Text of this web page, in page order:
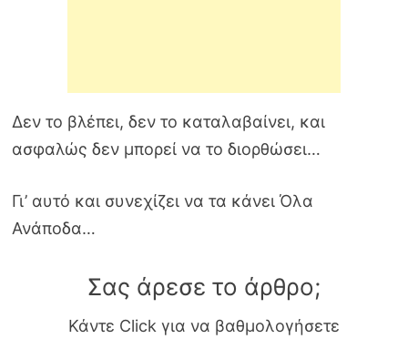
Δεν το βλέπει, δεν το καταλαβαίνει, και
ασφαλώς δεν μπορεί να το διορθώσει…
Γι’ αυτό και συνεχίζει να τα κάνει Όλα
Ανάποδα…
Σας άρεσε το άρθρο;
Κάντε Click για να βαθμολογήσετε